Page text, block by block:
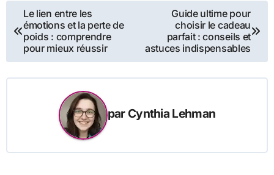
Navigation
de
l’article
Le lien entre les
émotions et la perte de
poids : comprendre
pour mieux réussir
Guide ultime pour
choisir le cadeau
parfait : conseils et
astuces indispensables
par Cynthia Lehman